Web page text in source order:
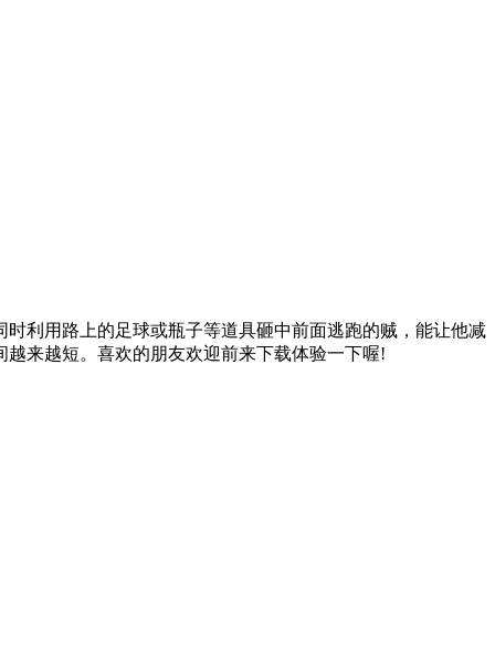
利用路上的足球或瓶子等道具砸中前面逃跑的贼，能让他减
来越短。喜欢的朋友欢迎前来下载体验一下喔!